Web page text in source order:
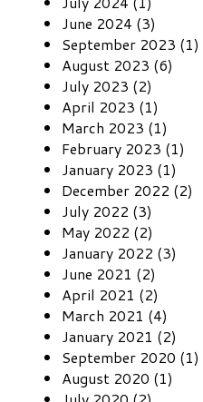
June 2024 (3)
September 2023 (1)
August 2023 (6)
July 2023 (2)
April 2023 (1)
March 2023 (1)
February 2023 (1)
January 2023 (1)
December 2022 (2)
July 2022 (3)
May 2022 (2)
January 2022 (3)
June 2021 (2)
April 2021 (2)
March 2021 (4)
January 2021 (2)
September 2020 (1)
August 2020 (1)